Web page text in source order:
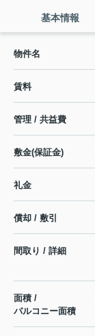
基本情報
物件名
賃料
管理 / 共益費
敷金(保証金)
礼金
償却 / 敷引
間取り / 詳細
面積 /
バルコニー面積